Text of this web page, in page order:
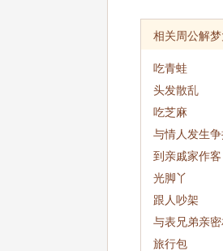
相关周公解
吃青蛙
头发散乱
吃芝麻
与情人发生争
到亲戚家作客
光脚丫
跟人吵架
与表兄弟亲
旅行包